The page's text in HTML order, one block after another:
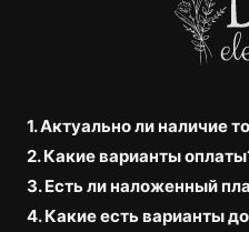
1. Актуально ли наличие
2. Какие варианты
3. Есть ли наложенный
4. Какие есть варианты